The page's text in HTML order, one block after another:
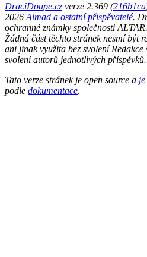
DraciDoupe.cz verze 2.369 (216b1ca
2026 Almad a ostatní přispěvatelé.
ochranné známky společnosti
Žádná část těchto stránek nesmí být
ani jinak využita bez svolení
svolení autorů jednotlivých příspěvků.
Tato verze stránek je open source a
podle dokumentace.